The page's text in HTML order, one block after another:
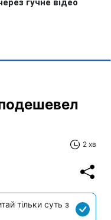
2 хв
тільки суть з